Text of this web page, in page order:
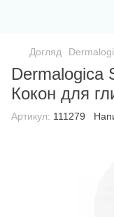
Догляд
Dermalogica
Кокон для
Артикул: 111279